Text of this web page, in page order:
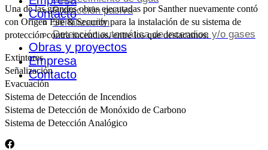
ContactoProtección pasiva
Señalización
Detección automática de incendios y/o gases
Obras y proyectos
Empresa
Contacto
Una de las grandes obras ejecutadas por Santher nuevamente contó
con Origen Fire & Security para la instalación de su sistema de
protección contra incendios, entre los que destacamos:
Extintores
Señalización
Evacuación
Sistema de Detección de Incendios
Sistema de Detección de Monóxido de Carbono
Sistema de Detección Analógico